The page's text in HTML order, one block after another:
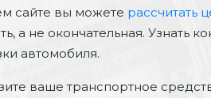
сайте вы можете рассчитать
а не окончательная.
автомобиля.
ваше транспортное